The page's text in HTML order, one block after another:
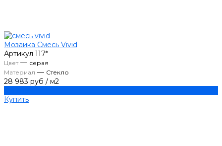
Мозаика Смесь Vivid
Артикул 117*
Цвет— серая
Материал — Стекло
28 983 руб / м2
Купить